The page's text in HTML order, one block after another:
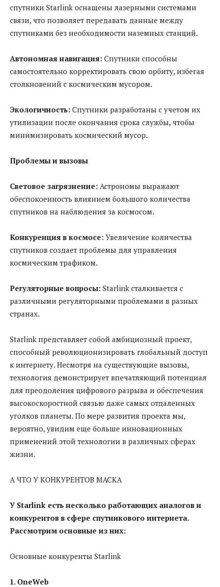
спутники Starlink оснащены лазерными системами
связи, что позволяет передавать данные между
спутниками без необходимости наземных станций.
Автономная навигация: Спутники способны
самостоятельно корректировать свою орбиту, избегая
столкновений с космическим мусором.
Экологичность: Спутники разработаны с учетом их
утилизации после окончания срока службы, чтобы
минимизировать космический мусор.
Проблемы и вызовы
Световое загрязнение: Астрономы выражают
обеспокоенность влиянием большого количества
спутников на наблюдения за космосом.
Конкуренция в космосе: Увеличение количества
спутников создает проблемы для управления
космическим трафиком.
Регуляторные вопросы: Starlink сталкивается с
различными регуляторными проблемами в разных
странах.
Starlink представляет собой амбициозный проект,
способный революционизировать глобальный доступ
к интернету. Несмотря на существующие вызовы,
технология демонстрирует впечатляющий потенциал
для преодоления цифрового разрыва и обеспечения
высокоскоростной связью даже самых отдаленных
уголков планеты. По мере развития проекта мы,
вероятно, увидим еще больше инновационных
применений этой технологии в различных сферах
жизни.
А ЧТО У КОНКУРЕНТОВ МАСКА
У Starlink есть несколько работающих аналогов и
конкурентов в сфере спутникового интернета.
Рассмотрим основные из них:
Основные конкуренты Starlink
1. OneWeb